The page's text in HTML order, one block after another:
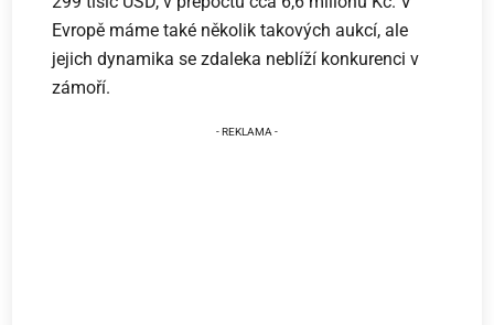
Evropě máme také několik takových aukcí, ale
jejich dynamika se zdaleka neblíží konkurenci v
zámoří.